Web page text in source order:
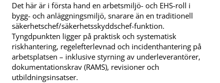
Det här är i första hand en arbetsmiljö- och EHS-roll i
bygg- och anläggningsmiljö, snarare än en traditionell
säkerhetschef/säkerhetsskyddschef-funktion.
Tyngdpunkten ligger på praktisk och systematisk
riskhantering, regelefterlevnad och incidenthantering på
arbetsplatsen – inklusive styrning av underleverantörer,
dokumentationskrav (RAMS), revisioner och
utbildningsinsatser.